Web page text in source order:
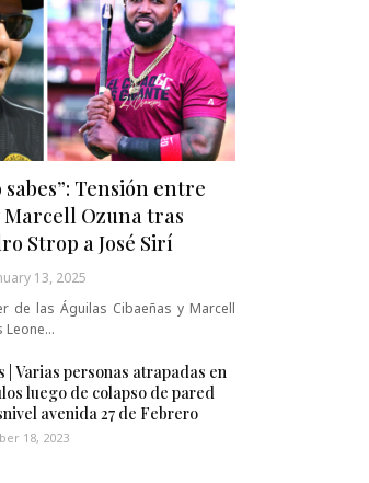
sabes”: Tensión entre
Ozuna tras
Strop a José Sirí
13, 2025
de las Águilas Cibaeñas y Marcell
Leone…
| Varias personas atrapadas en
luego de colapso de pared
avenida 27 de Febrero
18, 2023